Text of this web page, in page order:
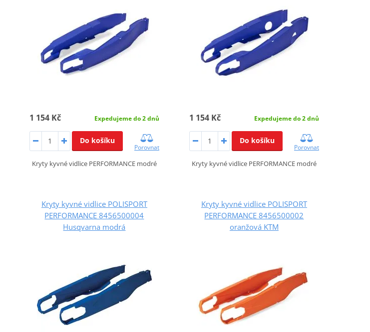
1 154 Kč Expedujeme do 2 dnů
Do košíku
Porovnat
Kryty kyvné vidlice PERFORMANCE modré
1 154 Kč Expedujeme do 2 dnů
Do košíku
Porovnat
Kryty kyvné vidlice PERFORMANCE modré
Kryty kyvné vidlice POLISPORT
PERFORMANCE 8456500004
Husqvarna modrá
Kryty kyvné vidlice POLISPORT
PERFORMANCE 8456500002
oranžová KTM